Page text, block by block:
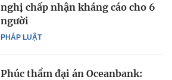
PHÁP LUẬT
nghị chấp nhận kháng cáo cho 6
người
Phúc thẩm đại án Oceanbank: